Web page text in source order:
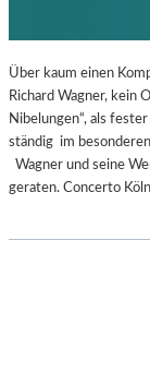
Über kaum einen
Richard Wagner, kein
Nibelungen“, als
ständig im
Wagner und seine
geraten. Concerto